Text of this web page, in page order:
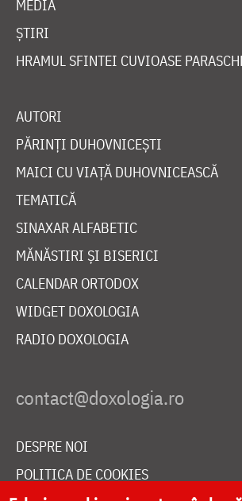
MEDIA
ȘTIRI
HRAMUL SFINTEI CUVIOASE
AUTORI
PĂRINȚI DUHOVNICEȘTI
MAICI CU VIAȚĂ DUHOVNICEASCĂ
TEMATICĂ
SINAXAR ALFABETIC
MĂNĂSTIRI ȘI BISERICI
CALENDAR ORTODOX
WIDGET DOXOLOGIA
RADIO DOXOLOGIA
DESPRE NOI
POLITICA DE COOKIES